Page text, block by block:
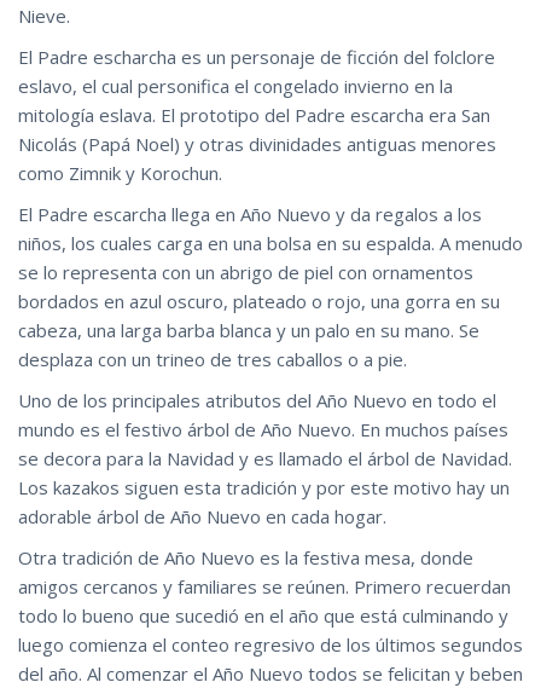
Nieve.
El Padre escharcha es un personaje de ficción del folclore
eslavo, el cual personifica el congelado invierno en la
mitología eslava. El prototipo del Padre escarcha era San
Nicolás (Papá Noel) y otras divinidades antiguas menores
como Zimnik y Korochun.
El Padre escarcha llega en Año Nuevo y da regalos a los
niños, los cuales carga en una bolsa en su espalda. A menudo
se lo representa con un abrigo de piel con ornamentos
bordados en azul oscuro, plateado o rojo, una gorra en su
cabeza, una larga barba blanca y un palo en su mano. Se
desplaza con un trineo de tres caballos o a pie.
Uno de los principales atributos del Año Nuevo en todo el
mundo es el festivo árbol de Año Nuevo. En muchos países
se decora para la Navidad y es llamado el árbol de Navidad.
Los kazakos siguen esta tradición y por este motivo hay un
adorable árbol de Año Nuevo en cada hogar.
Otra tradición de Año Nuevo es la festiva mesa, donde
amigos cercanos y familiares se reúnen. Primero recuerdan
todo lo bueno que sucedió en el año que está culminando y
luego comienza el conteo regresivo de los últimos segundos
del año. Al comenzar el Año Nuevo todos se felicitan y beben